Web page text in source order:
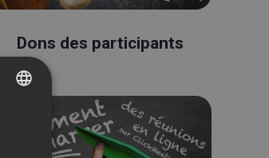
Dons des participants